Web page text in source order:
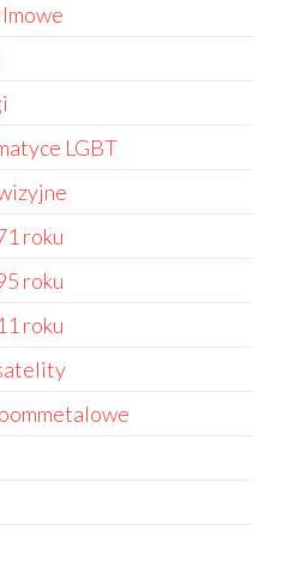
LGBT
roku
roku
roku